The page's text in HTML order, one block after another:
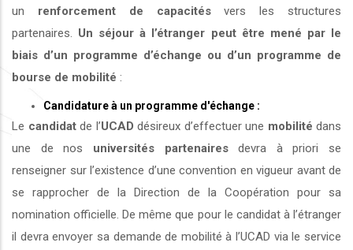
un renforcement de capacitésvers les structures
partenaires. Un séjour à l’étranger peut être mené par le
biais d’un programme d’échange ou d’un programme de
bourse de mobilité :
Candidature à un programme d'échange :
Le candidatde l’UCAD désireux d’effectuer une mobilité dans
une de nos universités partenairesdevra à priori se
renseigner sur l’existence d’une convention en vigueur avant de
se rapprocher de la Direction de la Coopération pour sa
nomination officielle. De même que pour le candidat à l’étranger
il devra envoyer sa demande de mobilité à l’UCAD via le service